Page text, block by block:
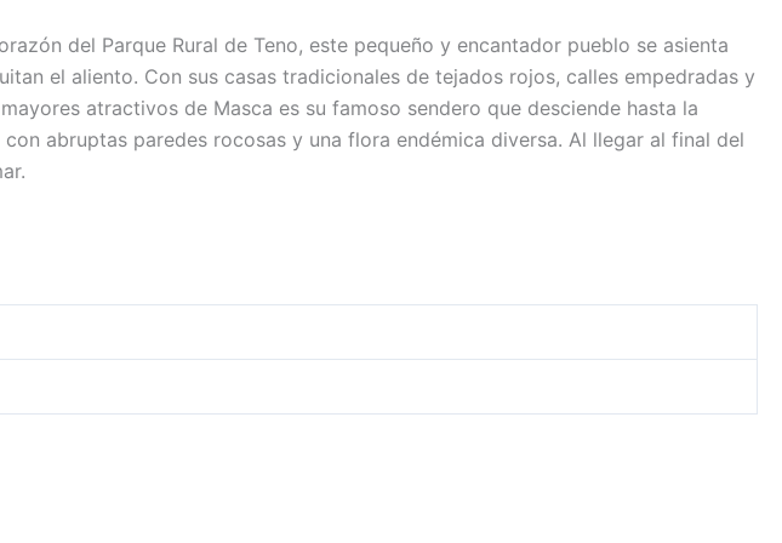
del Parque Rural de Teno, este pequeño y encantador pueblo se asienta
el aliento. Con sus casas tradicionales de tejados rojos, calles empedradas y
atractivos de Masca es su famoso sendero que desciende hasta la
abruptas paredes rocosas y una flora endémica diversa. Al llegar al final del